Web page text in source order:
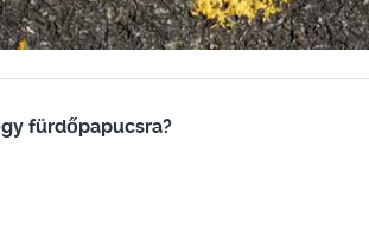
fürdőpapucsra?